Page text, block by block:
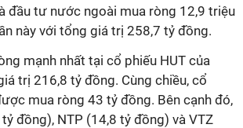
đầu tư nước ngoài mua ròng 12,9 triệu
này với tổng giá trị 258,7 tỷ đồng.
mạnh nhất tại cổ phiếu HUT của
trị 216,8 tỷ đồng. Cùng chiều, cổ
mua ròng 43 tỷ đồng. Bên cạnh đó,
đồng), NTP (14,8 tỷ đồng) và VTZ